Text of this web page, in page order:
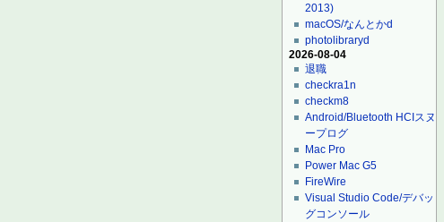
2013)
macOS/なんとかd
photolibraryd
2026-08-04
退職
checkra1n
checkm8
Android/Bluetooth HCIスヌ
ープログ
Mac Pro
Power Mac G5
FireWire
Visual Studio Code/デバッ
グコンソール